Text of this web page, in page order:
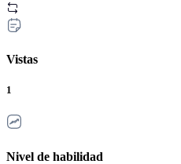
Vistas
1
Nivel de habilidad